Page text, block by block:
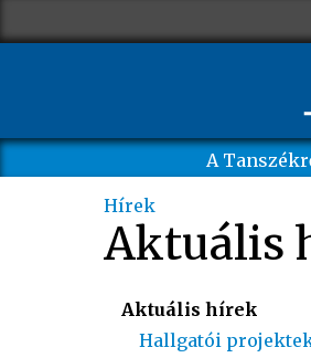
A
Hírek
Aktuális
Aktuális hírek
Hallgatói